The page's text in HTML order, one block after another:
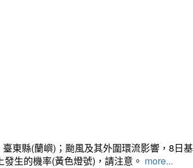
東縣(蘭嶼)；颱風及其外圍環流影響，8
生的機率(黃色燈號)，請注意。 more...